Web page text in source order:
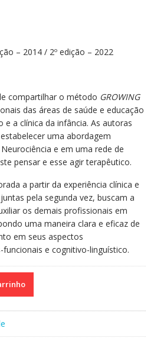
– 2014 / 2º edição – 2022
compartilhar o método GROWING
das áreas de saúde e educação
a clínica da infância. As autoras
uma abordagem
e em uma rede de
pensar e esse agir terapêutico.
a partir da experiência clínica e
pela segunda vez, buscam a
os demais profissionais em
uma maneira clara e eficaz de
em seus aspectos
e cognitivo-linguístico.